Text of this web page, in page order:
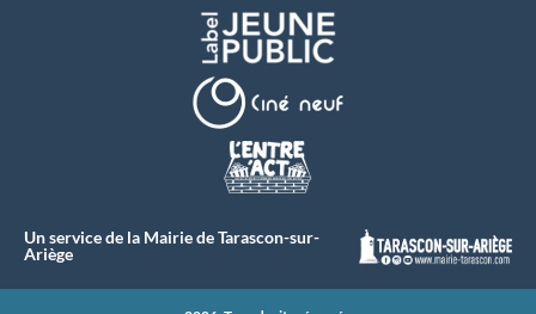
Un service de la Mairie de Tarascon-sur-
Ariège